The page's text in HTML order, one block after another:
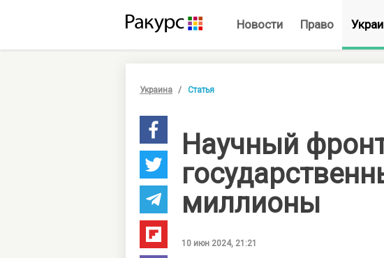
Новости Право
Украина Статья
Научный
миллионы
10 июн 2024, 21:21